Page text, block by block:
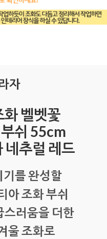
자
벨벳꽃
쉬 55cm
네추럴 레드
를 완성할
아 조화 부쉬
스러움을 더한
울 조화로